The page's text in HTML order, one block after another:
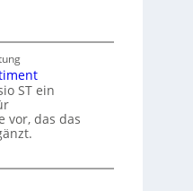
ST ein
vor, das das